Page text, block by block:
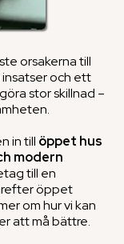
orsakerna till
och ett
stor skillnad –
in till öppet hus
modern
till en
öppet
om hur vi kan
att må bättre.